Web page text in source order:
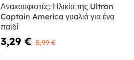
Ανακουφιστές: Ηλικία της Ultron
Captain America γυαλιά για ένα
παιδί
3,29 € 5,99 €